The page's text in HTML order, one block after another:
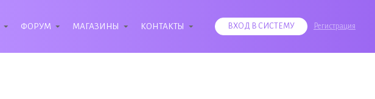
ФОРУМ МАГАЗИНЫ КОНТАКТЫ ВХОД В СИСТЕМУ Регистрация